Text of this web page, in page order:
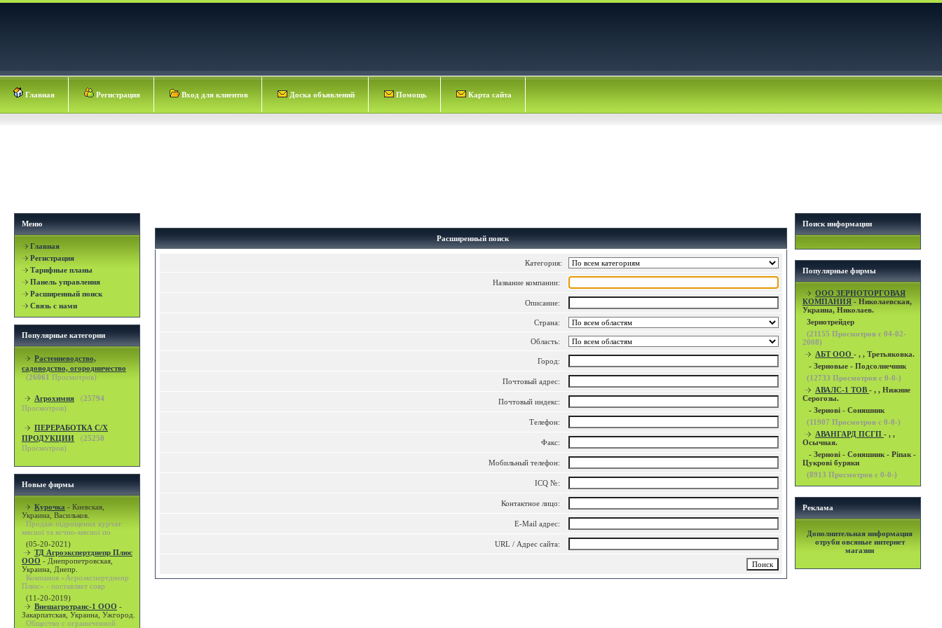
Главная Регистрация Вход для клиентов Доска объявлений Помощь Карта сайта
Меню
Главная
Регистрация
Тарифные планы
Панель управления
Расширенный поиск
Связь с нами
Популярные категории
Растениеводство,
садоводство, огородничество
(26061 Просмотров)
Агрохимия (25794
Просмотров)
ПЕРЕРАБОТКА С/Х
ПРОДУКЦИИ
(25250
Просмотров)
Новые фирмы
Курочка - Киевская,
Украина, Васильков.
Продаж підрощених курчат
мясної та яєчно-мясної по
(05-20-2021)
ТД Агроэкспертднепр Плюс
ООО - Днепропетровская,
Украина, Днепр.
Компания «Агроэкспертднепр
Плюс» - поставляет совр
(11-20-2019)
Внешагротранс-1 ООО -
Закарпатская, Украина, Ужгород.
Общество с ограниченной
Расширенный поиск
Категория:
Название компании:
Описание:
Страна:
Область:
Город:
Почтовый адрес:
Почтовый индекс:
Телефон:
Факс:
Мобильный телефон:
ICQ №:
Контактное лицо:
E-Mail адрес:
URL / Адрес сайта:
Поиск информации
Популярные фирмы
OOO ЗЕРНОТОРГОВАЯ
КОМПАНИЯ - Николаевская,
Украина, Николаев.
Зернотрейдер
(21155 Просмотров с 04-02-
2008)
АБТ ООО - , , Третьяковка.
- Зерновые - Подсолнечник
(12733 Просмотров с 0-0-)
АВАЛС-1 ТОВ - , , Нижние
Серогозы.
- Зернові - Соняшник
(11907 Просмотров с 0-0-)
АВАНГАРД ПСГП - , ,
Осычная.
- Зернові - Соняшник - Ріпак -
Цукрові буряки
(8913 Просмотров с 0-0-)
Реклама
Дополнительная информация
отруби овсяные интернет
магазин